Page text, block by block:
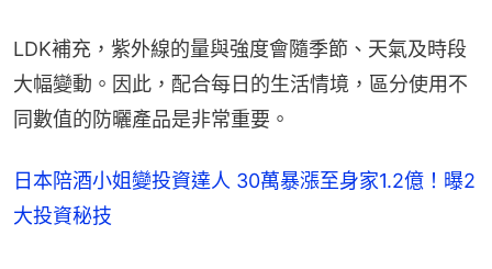
LDK補充，紫外線的量與強度會隨季節、天氣及時段
大幅變動。因此，配合每日的生活情境，區分使用不
同數值的防曬產品是非常重要。
日本陪酒小姐變投資達人 30萬暴漲至身家1.2億！曝2
大投資秘技